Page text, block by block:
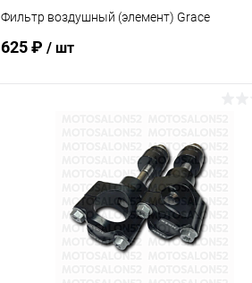
Фильтр воздушный (элемент) Grace
625 ₽ / шт
В избранное В наличии